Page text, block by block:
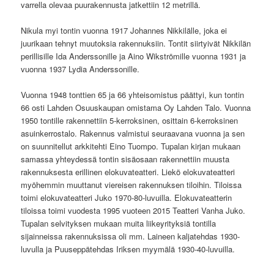
varrella olevaa puurakennusta jatkettiin 12 metrillä.
Nikula myi tontin vuonna 1917 Johannes Nikkilälle, joka ei
juurikaan tehnyt muutoksia rakennuksiin. Tontit siirtyivät Nikkilän
perillisille Ida Anderssonille ja Aino Wikströmille vuonna 1931 ja
vuonna 1937 Lydia Anderssonille.
Vuonna 1948 tonttien 65 ja 66 yhteisomistus päättyi, kun tontin
66 osti Lahden Osuuskaupan omistama Oy Lahden Talo. Vuonna
1950 tontille rakennettiin 5-kerroksinen, osittain 6-kerroksinen
asuinkerrostalo. Rakennus valmistui seuraavana vuonna ja sen
on suunnitellut arkkitehti Eino Tuompo. Tupalan kirjan mukaan
samassa yhteydessä tontin sisäosaan rakennettiin muusta
rakennuksesta erillinen elokuvateatteri. Liekö elokuvateatteri
myöhemmin muuttanut viereisen rakennuksen tiloihin. Tiloissa
toimi elokuvateatteri Juko 1970-80-luvuilla. Elokuvateatterin
tiloissa toimi vuodesta 1995 vuoteen 2015 Teatteri Vanha Juko.
Tupalan selvityksen mukaan muita liikeyrityksiä tontilla
sijainneissa rakennuksissa oli mm. Laineen kaljatehdas 1930-
luvulla ja Puuseppätehdas Iriksen myymälä 1930-40-luvuilla.